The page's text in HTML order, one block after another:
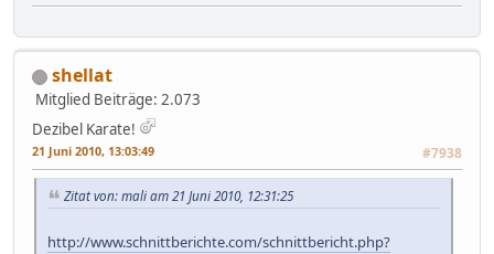
shellat
Mitglied Beiträge: 2.073
Dezibel Karate!
21 Juni 2010, 13:03:49 #7938
Zitat von: mali am 21 Juni 2010, 12:31:25
http://www.schnittberichte.com/schnittbericht.php?